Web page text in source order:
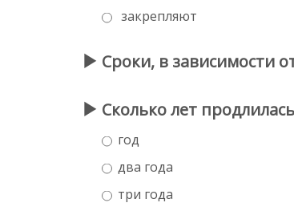
закрепляют
Сроки, в зависимости
Сколько лет
год
два года
три года